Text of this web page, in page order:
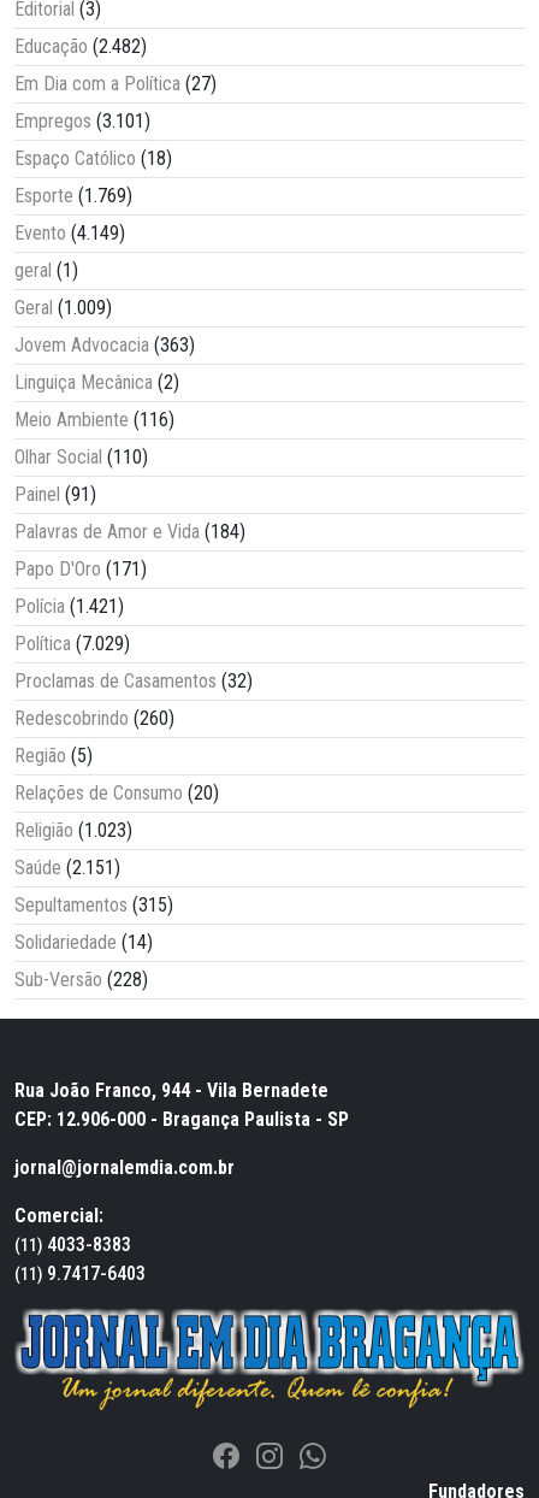
Editorial (3)
Educação (2.482)
Em Dia com a Política (27)
Empregos (3.101)
Espaço Católico (18)
Esporte (1.769)
Evento (4.149)
geral (1)
Geral (1.009)
Jovem Advocacia (363)
Linguiça Mecânica (2)
Meio Ambiente (116)
Olhar Social (110)
Painel (91)
Palavras de Amor e Vida (184)
Papo D'Oro (171)
Polícia (1.421)
Política (7.029)
Proclamas de Casamentos (32)
Redescobrindo (260)
Região (5)
Relações de Consumo (20)
Religião (1.023)
Saúde (2.151)
Sepultamentos (315)
Solidariedade (14)
Sub-Versão (228)
Rua João Franco, 944 - Vila Bernadete
CEP: 12.906-000 - Bragança Paulista - SP
jornal@jornalemdia.com.br
Comercial:
(11) 4033-8383
(11) 9.7417-6403
Fundadores